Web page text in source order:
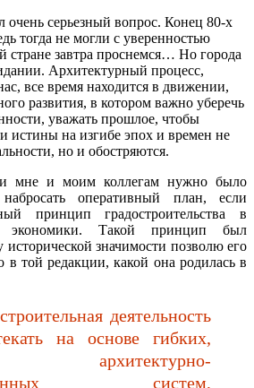
очень серьезный вопрос. Конец 80-х
тогда не могли с уверенностью
стране завтра проснемся… Но города
Архитектурный процесс,
все время находится в движении,
развития, в котором важно уберечь
уважать прошлое, чтобы
истины на изгибе эпох и времен не
но и обостряются.
мне и моим коллегам нужно было
оперативный план, если
принцип градостроительства в
экономики. Такой принцип был
значимости позволю его
в той редакции, какой она родилась в
деятельность
на основе гибких,
архитектурно-
систем,